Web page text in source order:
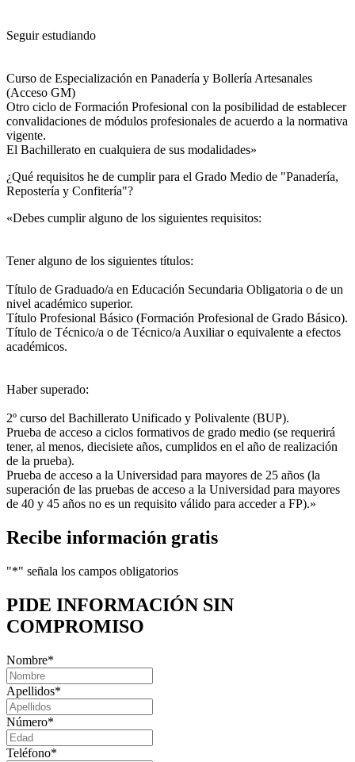
Seguir estudiando
Curso de Especialización en Panadería y Bollería Artesanales
(Acceso GM)
Otro ciclo de Formación Profesional con la posibilidad de establecer
convalidaciones de módulos profesionales de acuerdo a la normativa
vigente.
El Bachillerato en cualquiera de sus modalidades»
¿Qué requisitos he de cumplir para el Grado Medio de "Panadería,
Repostería y Confitería"?
«Debes cumplir alguno de los siguientes requisitos:
Tener alguno de los siguientes títulos:
Título de Graduado/a en Educación Secundaria Obligatoria o de un
nivel académico superior.
Título Profesional Básico (Formación Profesional de Grado Básico).
Título de Técnico/a o de Técnico/a Auxiliar o equivalente a efectos
académicos.
Haber superado:
2º curso del Bachillerato Unificado y Polivalente (BUP).
Prueba de acceso a ciclos formativos de grado medio (se requerirá
tener, al menos, diecisiete años, cumplidos en el año de realización
de la prueba).
Prueba de acceso a la Universidad para mayores de 25 años (la
superación de las pruebas de acceso a la Universidad para mayores
de 40 y 45 años no es un requisito válido para acceder a FP).»
Recibe información gratis
"*" señala los campos obligatorios
PIDE INFORMACIÓN SIN
COMPROMISO
Nombre*
Apellidos*
Número*
Teléfono*